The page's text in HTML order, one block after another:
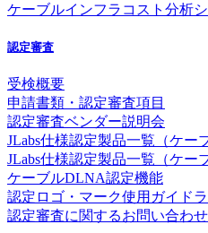
ケーブルインフラコスト分析
認定審査
受検概要
申請書類・認定審査項目
認定審査ベンダー説明会
JLabs仕様認定製品一覧（ケー
JLabs仕様認定製品一覧（ケー
ケーブルDLNA認定機能
認定ロゴ・マーク使用ガイド
認定審査に関するお問い合わせ